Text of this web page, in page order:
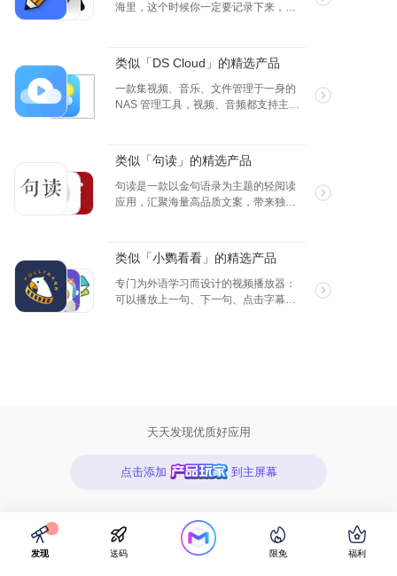
海里，这个时候你一定要记录下来，积
类似「DS Cloud」的精选产品
一款集视频、音乐、文件管理于一身的
NAS 管理工具，视频、音频都支持主流
类似「句读」的精选产品
句读是一款以金句语录为主题的轻阅读
应用，汇聚海量高品质文案，带来独特
模式、日签模板等。阅读句读，享受文
字带来的宁静与治愈。
类似「小鹦看看」的精选产品
专门为外语学习而设计的视频播放器：
可以播放上一句、下一句、点击字幕直
天天发现优质好应用
点击添加 到主屏幕
发现 送码 限免 福利